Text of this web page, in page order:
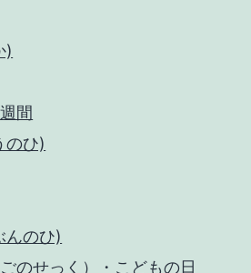
)
間
のひ)
んのひ)
のせっく）・こどもの日